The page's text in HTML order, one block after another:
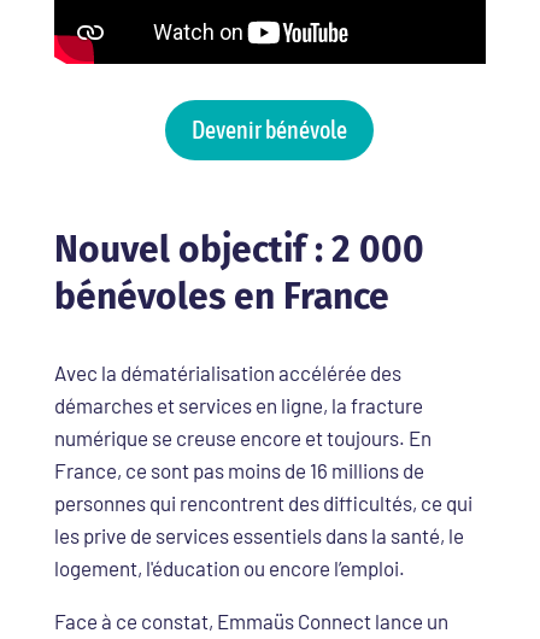
Devenir bénévole
Nouvel objectif : 2 000
bénévoles en France
Avec la dématérialisation accélérée des
démarches et services en ligne, la fracture
numérique se creuse encore et toujours. En
France, ce sont pas moins de 16 millions de
personnes qui rencontrent des difficultés, ce qui
les prive de services essentiels dans la santé, le
logement, l'éducation ou encore l’emploi.
Face à ce constat, Emmaüs Connect lance un